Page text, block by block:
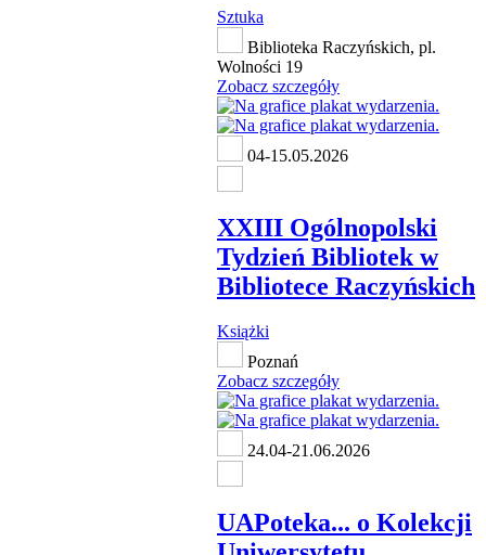
Sztuka
Biblioteka Raczyńskich, pl.
Wolności 19
Zobacz szczegóły
04-15.05.2026
XXIII Ogólnopolski
Tydzień Bibliotek w
Bibliotece Raczyńskich
Książki
Poznań
Zobacz szczegóły
24.04-21.06.2026
UAPoteka... o Kolekcji